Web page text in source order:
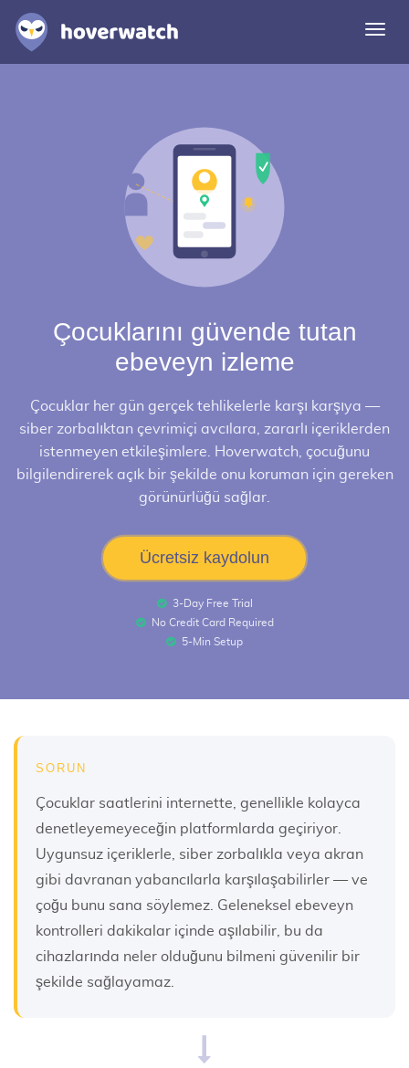
Çözümler
Giriş
Çocuklarını güvende tutan
ebeveyn izleme
Çocuklar her gün gerçek tehlikelerle karşı karşıya —
siber zorbalıktan çevrimiçi avcılara, zararlı içeriklerden
istenmeyen etkileşimlere. Hoverwatch, çocuğunu
bilgilendirerek açık bir şekilde onu koruman için gereken
görünürlüğü sağlar.
Ücretsiz kaydolun
3-Day Free Trial
No Credit Card Required
5-Min Setup
SORUN
Çocuklar saatlerini internette, genellikle kolayca
denetleyemeyeceğin platformlarda geçiriyor.
Uygunsuz içeriklerle, siber zorbalıkla veya akran
gibi davranan yabancılarla karşılaşabilirler — ve
çoğu bunu sana söylemez. Geleneksel ebeveyn
kontrolleri dakikalar içinde aşılabilir, bu da
cihazlarında neler olduğunu bilmeni güvenilir bir
şekilde sağlayamaz.